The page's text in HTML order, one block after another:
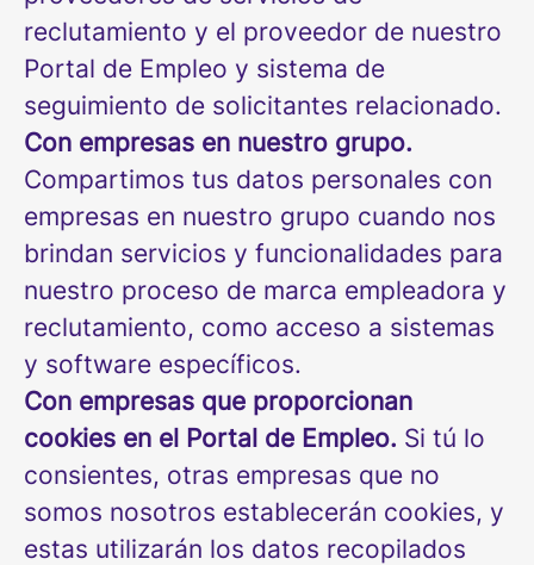
reclutamiento y el proveedor de nuestro
Portal de Empleo y sistema de
seguimiento de solicitantes relacionado.
Con empresas en nuestro grupo.
Compartimos tus datos personales con
empresas en nuestro grupo cuando nos
brindan servicios y funcionalidades para
nuestro proceso de marca empleadora y
reclutamiento, como acceso a sistemas
y software específicos.
Con empresas que proporcionan
cookies en el Portal de Empleo. Si tú lo
consientes, otras empresas que no
somos nosotros establecerán cookies, y
estas utilizarán los datos recopilados